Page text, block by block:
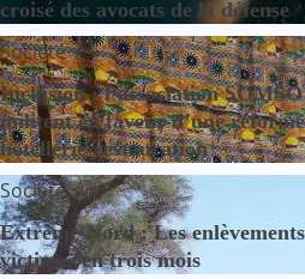
croisé des avocats de la défense
Société
Inclusion : l’association
militent en faveur d’une
hôtellerie-restauration
Société
Extrême-Nord : Les
victimes en trois mois